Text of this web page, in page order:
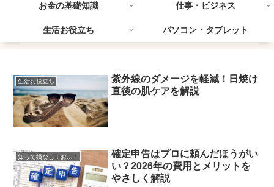
お金の基礎知識 仕事・ビジネス
生活お役立ち パソコン・タブレット
生活お役立ち
紫外線のダメージを軽減！日焼け
直後の肌ケアを解説
確定申告はプロに頼んだほうがい
い？2026年の費用とメリットを
やさしく解説